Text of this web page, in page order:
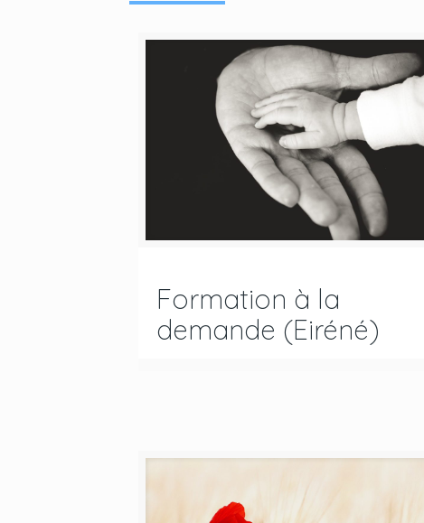
Formation à la
demande (Eiréné)